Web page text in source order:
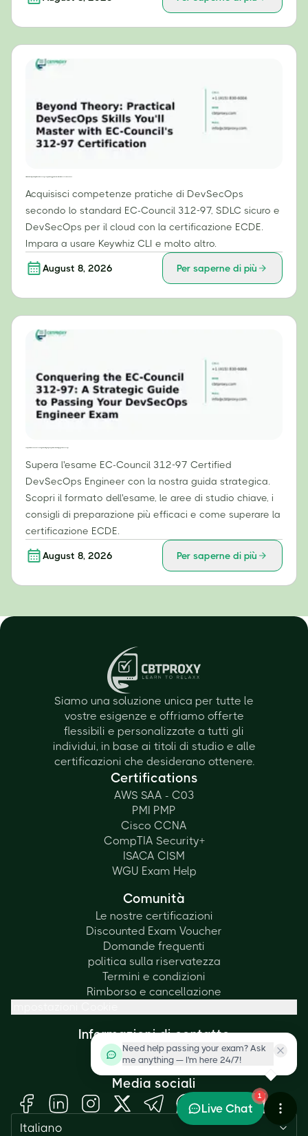
Acquisisci competenze pratiche di DevSecOps
secondo lo standard EC-Council 312-97, SDLC sicuro e
DevSecOps per il cloud con la certificazione ECDE.
Impara a usare Keywhiz CLI e molto altro.
August 8, 2026 Per saperne di più
Supera l'esame EC-Council 312-97 Certified
DevSecOps Engineer con la nostra guida strategica.
Scopri il formato dell'esame, le aree di studio chiave, i
consigli di preparazione più efficaci e come superare la
certificazione ECDE.
August 8, 2026 Per saperne di più
Siamo una soluzione unica per tutte le
vostre esigenze e offriamo offerte
flessibili e personalizzate a tutti gli
individui, in base ai titoli di studio e alle
certificazioni che desiderano ottenere.
Certifications
AWS SAA - C03
PMI PMP
Cisco CCNA
CompTIA Security+
ISACA CISM
WGU Exam Help
Comunità
Le nostre certificazioni
Discounted Exam Voucher
Domande frequenti
politica sulla riservatezza
Termini e condizioni
Rimborso e cancellazione
Informazioni di contatto
+1 (415) 830-6004
info@cbtproxy.com
Media sociali
Italiano
Need help passing your exam? Ask
me anything — I'm here 24/7!
1
Live Chat